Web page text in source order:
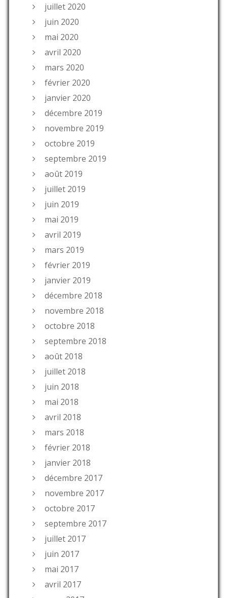
juillet 2020
juin 2020
mai 2020
avril 2020
mars 2020
février 2020
janvier 2020
décembre 2019
novembre 2019
octobre 2019
septembre 2019
août 2019
juillet 2019
juin 2019
mai 2019
avril 2019
mars 2019
février 2019
janvier 2019
décembre 2018
novembre 2018
octobre 2018
septembre 2018
août 2018
juillet 2018
juin 2018
mai 2018
avril 2018
mars 2018
février 2018
janvier 2018
décembre 2017
novembre 2017
octobre 2017
septembre 2017
juillet 2017
juin 2017
mai 2017
avril 2017